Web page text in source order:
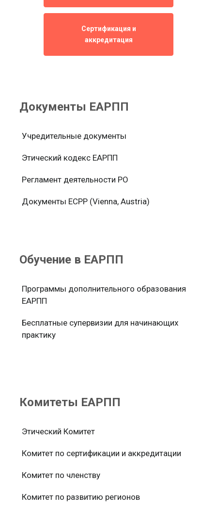
Сертификация и
аккредитация
Документы ЕАРПП
Учредительные документы
Этический кодекс ЕАРПП
Регламент деятельности РО
Документы ЕСРР (Vienna, Austria)
Обучение в ЕАРПП
Программы дополнительного образования
ЕАРПП
Бесплатные супервизии для начинающих
практику
Комитеты ЕАРПП
Этический Комитет
Комитет по сертификации и аккредитации
Комитет по членству
Комитет по развитию регионов